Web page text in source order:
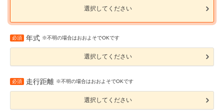
選択してください
必須 年式 ※不明の場合はおおよそでOKです
選択してください
必須 走行距離 ※不明の場合はおおよそでOKです
選択してください